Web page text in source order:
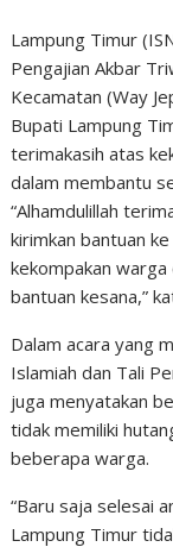
Lampung Timur
Pengajian Akbar
Kecamatan (Way
Bupati Lampung
terimakasih atas
dalam membantu
“Alhamdulillah
kirimkan bantuan
kekompakan
bantuan kesana,”
Dalam acara yang
Islamiah dan Tali
juga menyatakan
tidak memiliki
beberapa warga.
“Baru saja selesai
Lampung Timur